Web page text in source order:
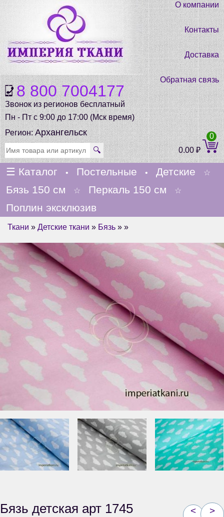
8 800 7004177
Звонок из регионов бесплатный
Пн - Пт с 9:00 до 17:00 (Мск время)
О компании
Контакты
Доставка
Обратная связь
Регион:Архангельск
🔍 0.00₽
0
☰ Каталог • Постельные • Детские ☆
Бязь 150 см ☆ Перкаль 150 см ☆
Поплин эксклюзив
Ткани » Детские ткани » Бязь » »
< >
Бязь детская арт 1745